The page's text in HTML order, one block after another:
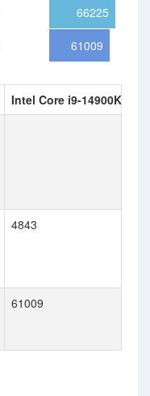
66225
61009
Intel Core i9-14900KS
4843
61009